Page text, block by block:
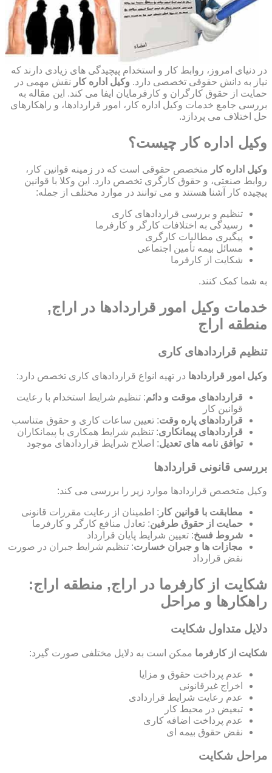
در دنیای امروز، روابط کار و استخدام پیچیدگی های زیادی دارند که
نیاز به دانش حقوقی تخصصی دارد. وکیل اداره کار نقش مهمی در
حمایت از حقوق کارگران و کارفرمایان ایفا می کند. این مقاله به
بررسی جامع خدمات وکیل اداره کار، امور قراردادها، و راهکارهای
حل اختلاف می پردازد.
وکیل اداره کار چیست؟
وکیل اداره کار متخصص حقوقی است که در زمینه قوانین کار،
روابط صنعتی، و حقوق کارگری تخصص دارد. این وکلا با قوانین
پیچیده کار آشنا هستند و می توانند در موارد مختلف از جمله:
تنظیم و بررسی قراردادهای کاری
رسیدگی به اختلافات کارگر و کارفرما
پیگیری مطالبات کارگری
مسائل بیمه تأمین اجتماعی
شکایت از کارفرما
به شما کمک کنند.
خدمات وکیل امور قراردادها در اراج,
منطقه اراج
تنظیم قراردادهای کاری
وکیل امور قراردادها در تهیه انواع قراردادهای کاری تخصص دارد:
قراردادهای موقت و دائم: تنظیم شرایط استخدام با رعایت
قوانین کار
قراردادهای پاره وقت: تعیین ساعات کاری و حقوق متناسب
قراردادهای پیمانکاری: تنظیم شرایط همکاری با پیمانکاران
توافق نامه های تعدیل: اصلاح شرایط قراردادهای موجود
بررسی قانونی قراردادها
وکیل متخصص قراردادها موارد زیر را بررسی می کند:
مطابقت با قوانین کار : اطمینان از رعایت مقررات قانونی
حمایت از حقوق طرفین: تعادل منافع کارگر و کارفرما
شروط فسخ: تعیین شرایط پایان قرارداد
مجازات ها و جبران خسارت: تنظیم شرایط جبران در صورت
نقض قرارداد
شکایت از کارفرما در اراج, منطقه اراج:
راهکارها و مراحل
دلایل متداول شکایت
شکایت از کارفرما ممکن است به دلایل مختلفی صورت گیرد:
عدم پرداخت حقوق و مزایا
اخراج غیرقانونی
عدم رعایت شرایط قراردادی
تبعیض در محیط کار
عدم پرداخت اضافه کاری
نقض حقوق بیمه ای
مراحل شکایت